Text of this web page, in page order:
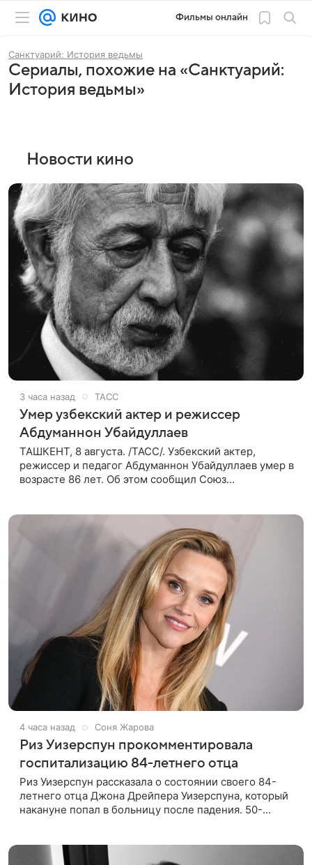
Фильмы онлайн
Санктуарий: История ведьмы
Сериалы, похожие на «Санктуарий:
История ведьмы»
Новости кино
3 часа назад ТАСС
Умер узбекский актер и режиссер
Абдуманнон Убайдуллаев
ТАШКЕНТ, 8 августа. /ТАСС/. Узбекский актер,
режиссер и педагог Абдуманнон Убайдуллаев умер в
возрасте 86 лет. Об этом сообщил Союз
4 часа назад Соня Жарова
Риз Уизерспун прокомментировала
госпитализацию 84-летнего отца
Риз Уизерспун рассказала о состоянии своего 84-
летнего отца Джона Дрейпера Уизерспуна, который
накануне попал в больницу после падения. 50-